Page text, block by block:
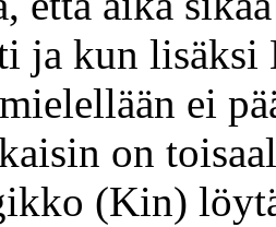
ja kun
ei
on
(Kin)